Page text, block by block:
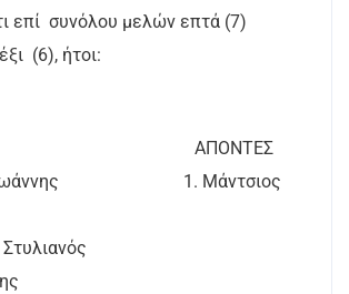
επί συνόλου μελών επτά (7)
(6), ήτοι:
: AΠΟΝTEΣ
Ιωάννης 1. Μάντσιος
Στυλιανός